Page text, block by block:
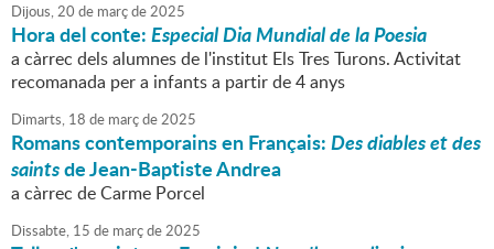
Dijous,20 de marçde2025
Hora del conte:Especial Dia Mundial de la Poesia
a càrrec dels alumnes de l'institut Els Tres Turons. Activitat
recomanada per a infants a partir de 4 anys
Dimarts, 18 de marçde2025
Romans contemporains en Français:Des diables et des
saintsde Jean-Baptiste Andrea
a càrrec de Carme Porcel
Dissabte, 15 de marçde2025